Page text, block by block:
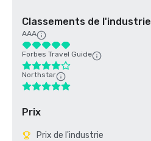
Classements de l'industrie
AAA
Forbes Travel Guide
Northstar
Prix
Prix de l'industrie